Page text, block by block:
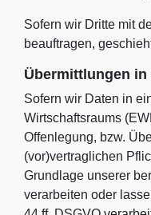
Sofern wir Dritte mit
beauftragen,
Übermittlungen
Sofern wir Daten in
Wirtschaftsraums
Offenlegung, bzw.
(vor)vertraglichen
Grundlage unserer
verarbeiten oder